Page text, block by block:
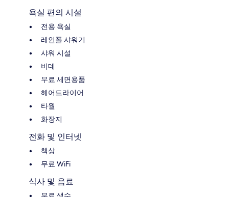
욕실 편의 시설
전용 욕실
레인폴 샤워기
샤워 시설
비데
무료 세면용품
헤어드라이어
타월
화장지
전화 및 인터넷
책상
무료 WiFi
식사 및 음료